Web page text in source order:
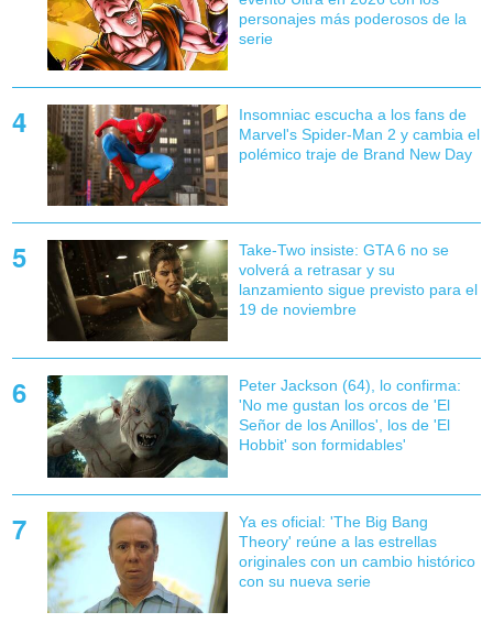
personajes más poderosos de la
serie
Insomniac escucha a los fans de
Marvel's Spider-Man 2 y cambia el
polémico traje de Brand New Day
Take-Two insiste: GTA 6 no se
volverá a retrasar y su
lanzamiento sigue previsto para el
19 de noviembre
Peter Jackson (64), lo confirma:
'No me gustan los orcos de 'El
Señor de los Anillos', los de 'El
Hobbit' son formidables'
Ya es oficial: 'The Big Bang
Theory' reúne a las estrellas
originales con un cambio histórico
con su nueva serie